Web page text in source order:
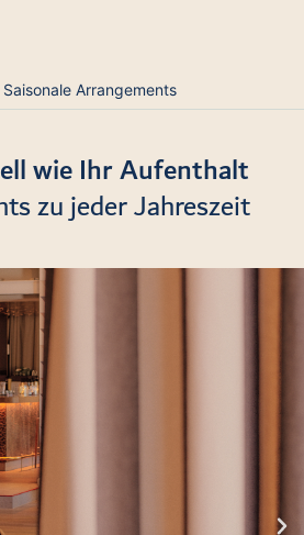
Saisonale Arrangements
wie Ihr Aufenthalt
zu jeder Jahreszeit